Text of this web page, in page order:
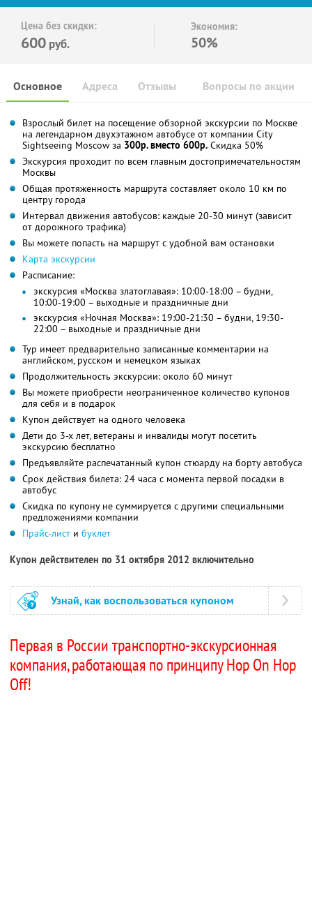
Цена без скидки:
600 руб.
Экономия:
50%
Основное Отзывы Вопросы по акции
Адреса
Взрослый билет на посещение обзорной экскурсии по Москве
на легендарном двухэтажном автобусе от компании City
Sightseeing Moscow за 300р. вместо 600р. Скидка 50%
Экскурсия проходит по всем главным достопримечательностям
Москвы
Общая протяженность маршрута составляет около 10 км по
центру города
Интервал движения автобусов: каждые 20-30 минут (зависит
от дорожного трафика)
Вы можете попасть на маршрут с удобной вам остановки
Карта экскурсии
Расписание:
экскурсия «Москва златоглавая»: 10:00-18:00 – будни,
10:00-19:00 – выходные и праздничные дни
экскурсия «Ночная Москва»: 19:00-21:30 – будни, 19:30-
22:00 – выходные и праздничные дни
Тур имеет предварительно записанные комментарии на
английском, русском и немецком языках
Продолжительность экскурсии: около 60 минут
Вы можете приобрести неограниченное количество купонов
для себя и в подарок
Купон действует на одного человека
Дети до 3-х лет, ветераны и инвалиды могут посетить
экскурсию бесплатно
Предъявляйте распечатанный купон стюарду на борту автобуса
Срок действия билета: 24 часа с момента первой посадки в
автобус
Скидка по купону не суммируется с другими специальными
предложениями компании
Прайс-лист и буклет
Купон действителен по 31 октября 2012 включительно
Узнай, как воспользоваться купоном
Первая в России транспортно-экскурсионная
компания, работающая по принципу Hop On Hop
Off!